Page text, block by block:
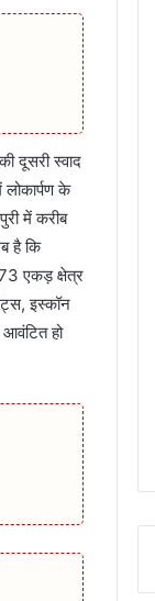
दूसरी स्वाद
लोकार्पण के
में करीब
है कि
एकड़ क्षेत्र
इस्कॉन
हो